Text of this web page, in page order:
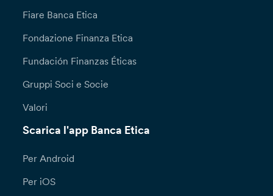
Fiare Banca Etica
Fondazione Finanza Etica
Fundación Finanzas Éticas
Gruppi Soci e Socie
Valori
Scarica l'app Banca Etica
Per Android
Per iOS